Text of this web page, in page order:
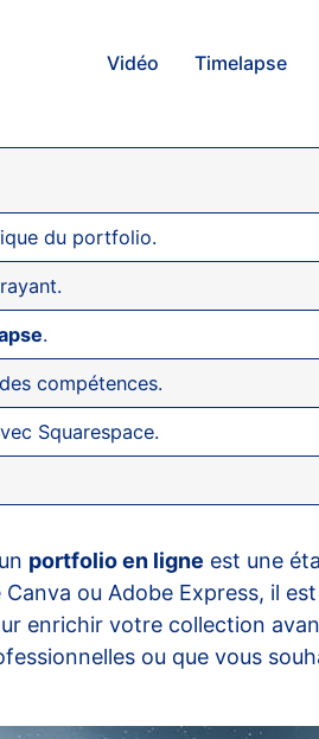
Vidéo Timelapse
du portfolio.
.
compétences.
Squarespace.
portfolio en ligne est une
ou Adobe Express, il
enrichir votre collection
ou que vous